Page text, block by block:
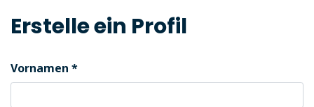
Erstelle ein Profil
Vornamen